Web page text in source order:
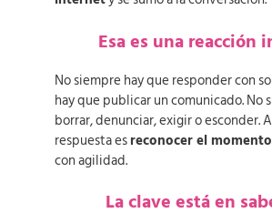
Esa es una
No siempre hay que responder con
hay que publicar un comunicado. No
borrar, denunciar, exigir o esconder.
respuesta esreconocer el
con agilidad.
La clave está en